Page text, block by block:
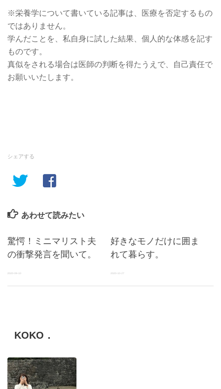
※栄養学について書いている記事は、医療を否定するもの
ではありません。
学んだことを、私自身に試した結果、個人的な体感を記す
ものです。
真似をされる場合は医師の判断を得たうえで、自己責任で
お願いいたします。
シェアする
あわせて読みたい
驚愕！ミニマリスト夫
の衝撃発言を聞いて。
2020-09-10
好きなモノだけに囲ま
れて暮らす。
2020-10-27
KOKO．